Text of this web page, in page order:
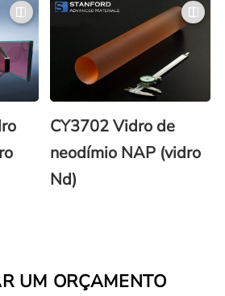
CY3702 Vidro de
neodímio NAP (vidro
Nd)
UM ORÇAMENTO